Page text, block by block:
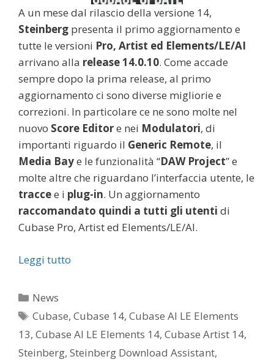
A un mese dal rilascio della versione 14,
Steinberg presenta il primo aggiornamento e
tutte le versioni Pro, Artist ed Elements/LE/AI
arrivano alla release14.0.10. Come accade
sempre dopo la prima release, al primo
aggiornamento ci sono diverse migliorie e
correzioni. In particolare ce ne sono molte nel
nuovo Score Editore nei Modulatori, di
importanti riguardo il Generic Remote, il
Media Baye le funzionalità “DAW Project” e
molte altre che riguardano l’interfaccia utente, le
traccee i plug-in. Un aggiornamento
raccomandato quindi a tutti gli utenti di
Cubase Pro, Artist ed Elements/LE/AI.
Leggi tutto
Categorie
News
Tag
Cubase,Cubase 14,Cubase AI LE Elements
13, Cubase AI LE Elements 14, Cubase Artist 14,
Steinberg, Steinberg Download Assistant,